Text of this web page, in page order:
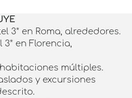
3* en Roma, alrededores.
3* en Florencia,
múltiples.
y excursiones